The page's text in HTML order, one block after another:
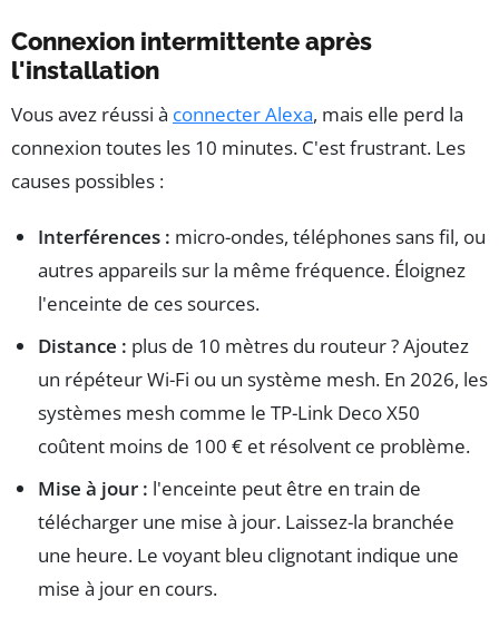
Connexion intermittente après
l'installation
Vous avez réussi à connecter Alexa, mais elle perd la
connexion toutes les 10 minutes. C'est frustrant. Les
causes possibles :
Interférences : micro-ondes, téléphones sans fil, ou
autres appareils sur la même fréquence. Éloignez
l'enceinte de ces sources.
Distance : plus de 10 mètres du routeur ? Ajoutez
un répéteur Wi-Fi ou un système mesh. En 2026, les
systèmes mesh comme le TP-Link Deco X50
coûtent moins de 100 € et résolvent ce problème.
Mise à jour : l'enceinte peut être en train de
télécharger une mise à jour. Laissez-la branchée
une heure. Le voyant bleu clignotant indique une
mise à jour en cours.